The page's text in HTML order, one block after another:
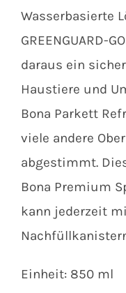
Wasserbasierte
GREENGUARD-
daraus ein
Haustiere und
Bona Parkett
viele andere
abgestimmt.
Bona Premium
kann jederzeit
Einheit: 850 ml